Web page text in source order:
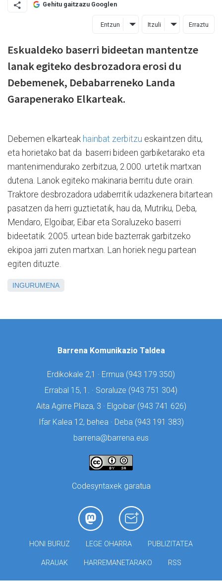
Gehitu gaitzazu Googlen
Entzun Itzuli Erraztu
Eskualdeko baserri bideetan mantentze
lanak egiteko desbrozadora erosi du
Debemenek, Debabarreneko Landa
Garapenerako Elkarteak.
Debemen elkarteak hainbat zerbitzu eskaintzen ditu,
eta horietako bat da baserri bideen garbiketarako eta
mantenimendurako zerbitzua, 2.000. urtetik martxan
dutena. Lanok egiteko makinaria berritu dute orain.
Traktore desbrozadora udaberritik udazkenera bitartean
pasatzen da herri guztietatik, hau da, Mutriku, Deba,
Mendaro, Elgoibar, Eibar eta Soraluzeko baserri
bideetatik. 2005. urtean bide bazterrak garbitzeko
ekipoa jarri zuten martxan. Lan horiek negu partean
egiten dituzte.
INGURUMENA
Barrena Komunikazio Taldea
Erdikokale 2,1 · Ermua (943 179 350)
Errabal 15, 1. · Soraluze (943 751 304)
Aita Agirre Plaza, 3 · Elgoibar (943 741 626)
Ifar Kalea 12, behea · Deba (943 191 383)
barrena@barrena.eus
Codesyntaxek garatua
HONI BURUZ LEGE OHARRA PUBLIZITATEA
ARAUAK HARREMANETARAKO RSS